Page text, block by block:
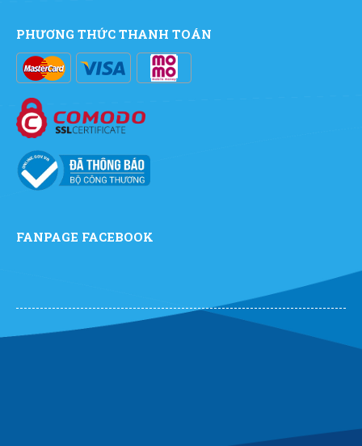
PHƯƠNG THỨC THANH TOÁN
FANPAGE FACEBOOK